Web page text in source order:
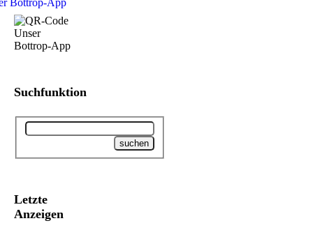
Suchfunktion
Letzte
Anzeigen